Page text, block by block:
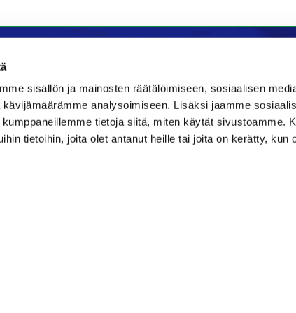
sisällön ja mainosten räätälöimiseen, sosiaalisen
analysoimiseen. Lisäksi jaamme
tietoja siitä, miten käytät sivustoamme.
tietoihin, joita olet antanut heille tai joita on kerätty, kun
Majoitus
Kraatteri Resort
Nykäläntie 177